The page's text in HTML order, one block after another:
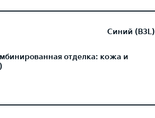
Синий (B3L)
отделка: кожа и